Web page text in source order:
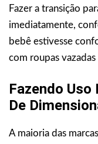
Fazer a transição
imediatamente,
bebê estivesse
com roupas
Fazendo Uso
De
A maioria das